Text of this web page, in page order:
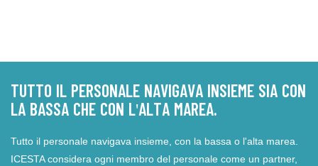
TUTTO IL PERSONALE NAVIGAVA INSIEME SIA CON
LA BASSA CHE CON L'ALTA MAREA.
Tutto il personale navigava insieme, con la bassa o l'alta marea.
ICESTA considera ogni membro del personale come un partner,